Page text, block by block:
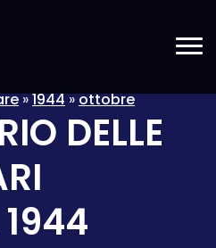
»1944»ottobre
DELLE
1944